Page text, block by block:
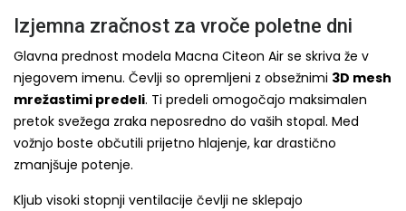
Izjemna zračnost za vroče poletne dni
Glavna prednost modela Macna Citeon Air se skriva že v
njegovem imenu. Čevlji so opremljeni z obsežnimi 3D mesh
mrežastimi predeli. Ti predeli omogočajo maksimalen
pretok svežega zraka neposredno do vaših stopal. Med
vožnjo boste občutili prijetno hlajenje, kar drastično
zmanjšuje potenje.
Kljub visoki stopnji ventilacije čevlji ne sklepajo